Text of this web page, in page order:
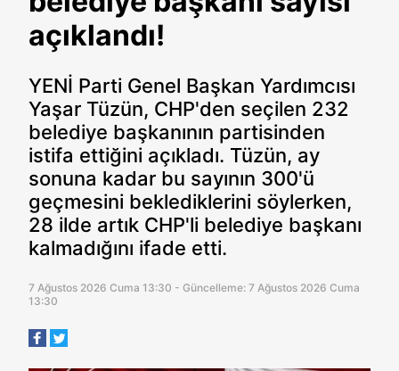
açıklandı!
YENİ Parti Genel Başkan Yardımcısı
Yaşar Tüzün, CHP'den seçilen 232
belediye başkanının partisinden
istifa ettiğini açıkladı. Tüzün, ay
sonuna kadar bu sayının 300'ü
geçmesini beklediklerini söylerken,
28 ilde artık CHP'li belediye başkanı
kalmadığını ifade etti.
7 Ağustos 2026 Cuma 13:30 - Güncelleme: 7 Ağustos 2026 Cuma
13:30